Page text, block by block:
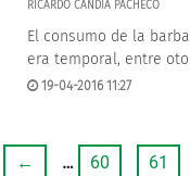
RICARDO CANDIA PACHECO
El consumo de la
era temporal, entre
19-04-2016 11:27
← … 60 61